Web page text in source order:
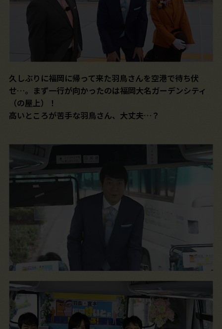
久しぶりに福岡に帰って来た羽鳥さんを空港で待ち伏
せ…。まず一行が向かったのは福岡大名ガーデンシティ
（の屋上）！
高いところが苦手な羽鳥さん、大丈夫…？